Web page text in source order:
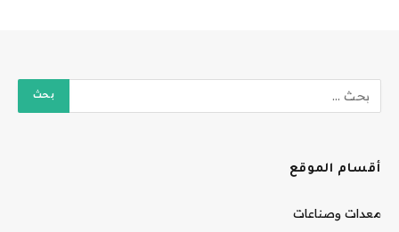
أقسام الموقع
معدات وصناعات